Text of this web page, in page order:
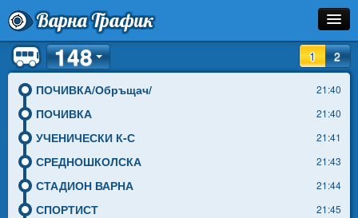
Варна Трафик
Спирка
Линия
Разписание
Инфо
1 2
148
ПОЧИВКА/Обръщач/ 21:40
ПОЧИВКА 21:40
УЧЕНИЧЕСКИ К-С 21:41
СРЕДНОШКОЛСКА 21:43
СТАДИОН ВАРНА 21:44
СПОРТИСТ 21:45